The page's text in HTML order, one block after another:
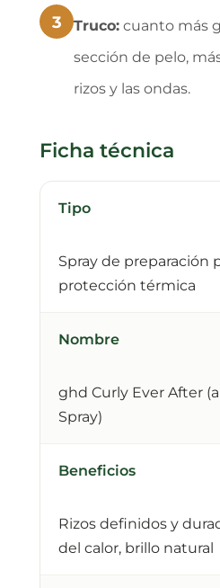
3 Truco: cuanto más
sección de pelo,
rizos y las ondas.
Ficha técnica
Tipo
Spray de preparación
protección térmica
Nombre
ghd Curly Ever After
Spray)
Beneficios
Rizos definidos y
del calor, brillo natural